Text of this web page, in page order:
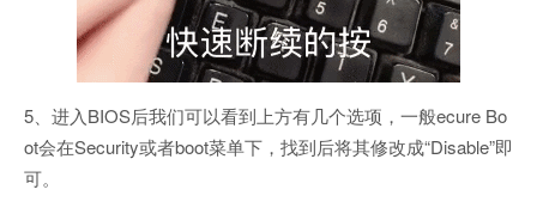
5、进入BIOS后我们可以看到上方有几个选项，一般ecure Bo
ot会在Security或者boot菜单下，找到后将其修改成“Disable”即
可。